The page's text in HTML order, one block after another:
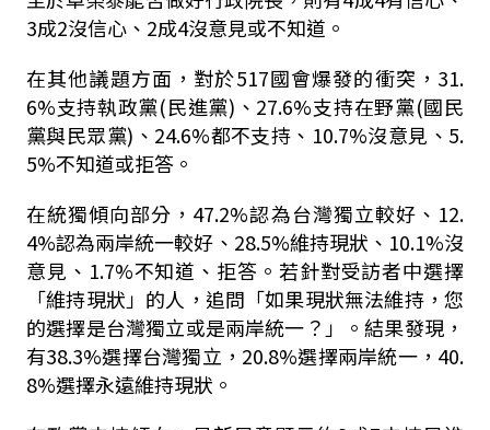
3成2沒信心、2成4沒意見或不知道。
在其他議題方面，對於517國會爆發的衝突，31.
6%支持執政黨(民進黨)、27.6%支持在野黨(國民
黨與民眾黨)、24.6%都不支持、10.7%沒意見、5.
5%不知道或拒答。
在統獨傾向部分，47.2%認為台灣獨立較好、12.
4%認為兩岸統一較好、28.5%維持現狀、10.1%沒
意見、1.7%不知道、拒答。若針對受訪者中選擇
「維持現狀」的人，追問「如果現狀無法維持，您
的選擇是台灣獨立或是兩岸統一？」。結果發現，
有38.3%選擇台灣獨立，20.8%選擇兩岸統一，40.
8%選擇永遠維持現狀。